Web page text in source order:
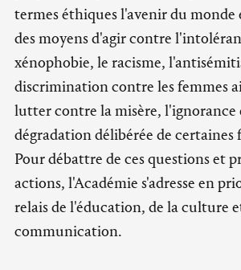
termes éthiques l'avenir du monde
des moyens d'agir contre
xénophobie, le racisme,
discrimination contre les femmes
lutter contre la misère, l'ignorance
dégradation délibérée de certaines
Pour débattre de ces questions et
actions, l'Académie s'adresse en
relais de l'éducation, de la culture
communication.